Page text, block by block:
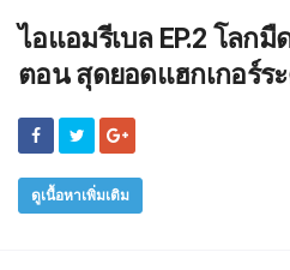
ไอแอมรีเบล EP.2 โลก
ตอน สุดยอดแฮกเกอร์ร
ดูเนื้อหาเพิ่มเติม